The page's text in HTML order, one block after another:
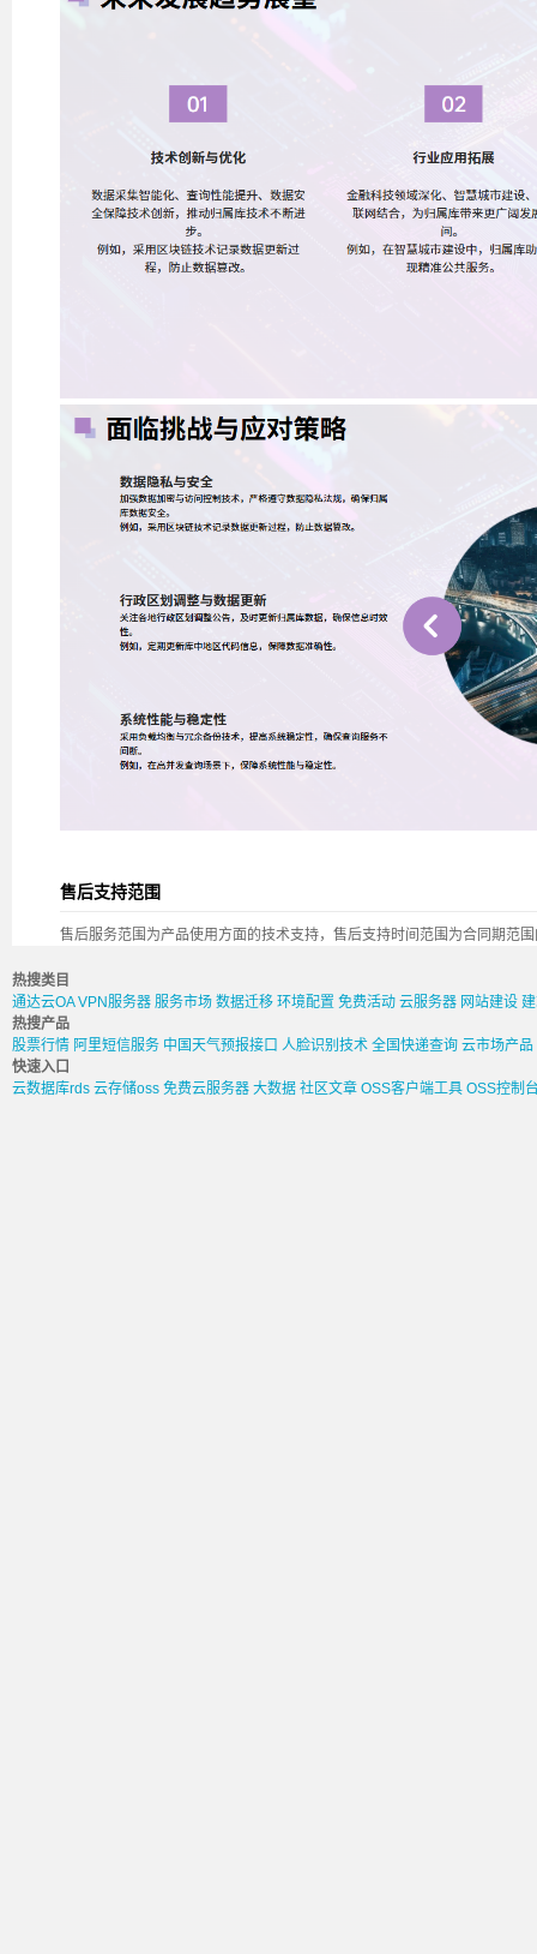
售后支持范围
售后服务范围为产品使用方面的技术支持，售后支持时间范围为合同期范
热搜类目
通达云OA VPN服务器 服务市场 数据迁移 环境配置 免费活动 云服务器 网站建设
热搜产品
股票行情 阿里短信服务 中国天气预报接口 人脸识别技术 全国快递查询 云市场产品
快速入口
云数据库rds 云存储oss 免费云服务器 大数据 社区文章 OSS客户端工具 OSS控制